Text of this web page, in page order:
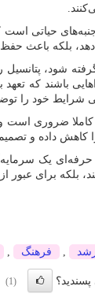
حیاتی است
بلکه باعث حفظ
شود،
باشند که
شرایط خود را
ضروری است و
داده و
حرفه‌ای یک
بلکه برای
, فرهنگ ,
(1)